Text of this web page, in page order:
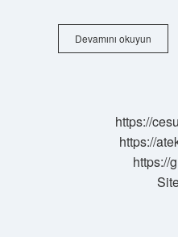
Devamını okuyunArap
Baharı
https://
https://
https://